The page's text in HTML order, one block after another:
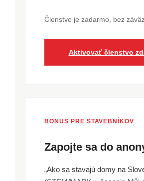
Členstvo je zadarmo, bez
Aktivovať členstvo
BONUS PRE STAVEBNÍKOV
Zapojte sa do
„Ako sa stavajú domy na